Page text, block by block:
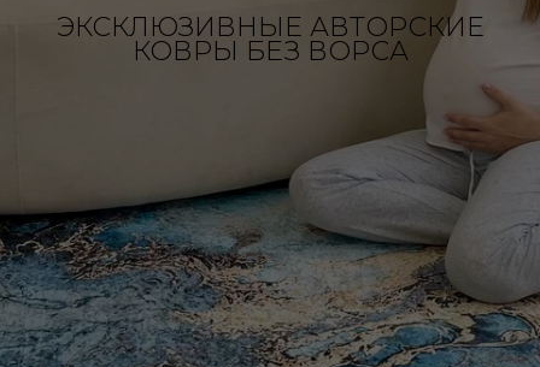
ЭКСКЛЮЗИВНЫЕ АВТОРСКИЕ
КОВРЫ БЕЗ ВОРСА